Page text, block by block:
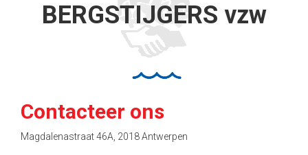
BERGSTIJGERS vzw
Contacteer ons
Magdalenastraat 46A, 2018 Antwerpen